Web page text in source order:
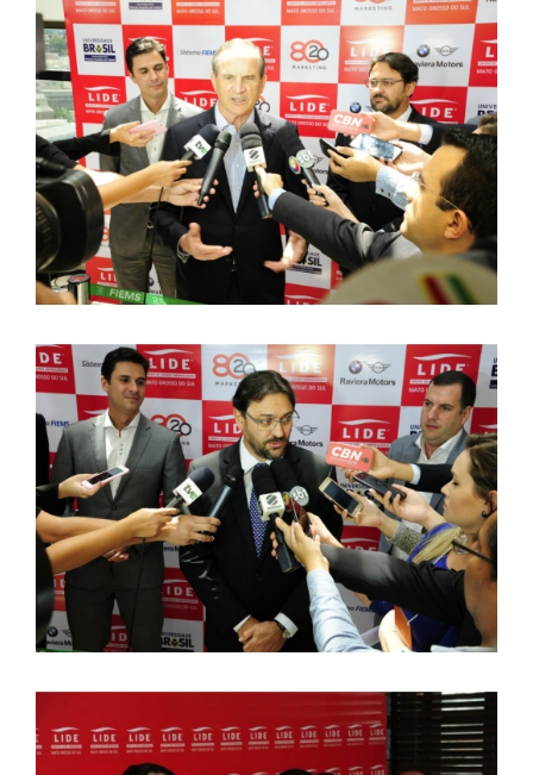
NOTÍCIAS
PORTARIAS
LOGIN
WEBMAIL
PORTAL DE ALUNOS
PORTAL DE PROFESSORES/ACADÊMICO
UNIESP
CONTATO
IMPRENSA
TRABALHE CONOSCO